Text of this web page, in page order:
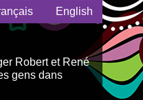
English
Robert et René
gens dans